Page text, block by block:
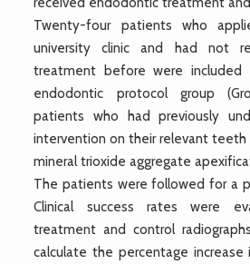
Twenty-four patients who
university clinic and had not
treatment before were included
endodontic protocol group
patients who had previously
intervention on their relevant teeth
mineral trioxide aggregate
The patients were followed for a
Clinical success rates were
treatment and control
calculate the percentage